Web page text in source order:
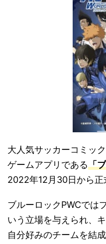
大人気サッカーコミッ
ゲームアプリである「
2022年12月30日から正
ブルーロックPWCでは
いう立場を与えられ、
自分好みのチームを結